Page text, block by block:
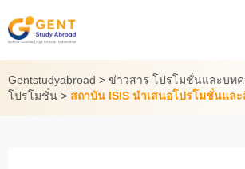
to
content
Gentstudyabroad > ข่าวสาร โปรโมชั่นและบทค
โปรโมชั่น > สถาบัน ISIS นำเสนอโปรโมชั่นแล